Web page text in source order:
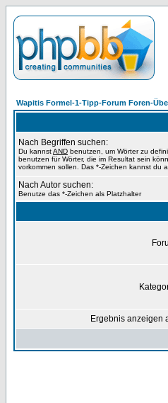
Wapitis Formel-1-Tipp-Forum Foren-
Nach Begriffen suchen:
Du kannstAND benutzen, um Wörter zu
benutzen für Wörter, die im Resultat sein
vorkommen sollen. Das *-Zeichen kannst du
Nach Autor suchen:
Benutze das *-Zeichen als Platzhalter
Ergebnis anzeigen